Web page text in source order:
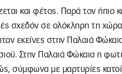
και φέτος. Παρά τον ήπιο
σχεδόν σε ολόκληρη τη
εκείνες στην Παλαιά
Στην Παλαιά Φώκαια η
σύμφωνα με μαρτυρίες